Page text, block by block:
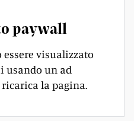
paywall
visualizzato
usando un ad
la pagina.